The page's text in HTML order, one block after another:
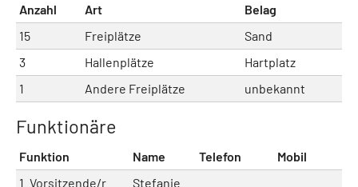
Anzahl Art
Belag
15
Freiplätze
Sand
3
Hallenplätze
Hartplatz
1
Andere Freiplätze unbekannt
Funktionäre
Funktion Name Telefon Mobil
1. Vorsitzende/r
Stefanie